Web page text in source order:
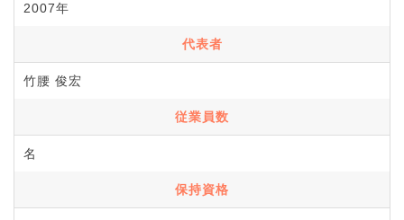
2007年
代表者
竹腰 俊宏
従業員数
名
保持資格